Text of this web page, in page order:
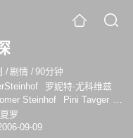
/剧情 /90分钟
罗妮特·尤科维兹
Steinhof
Pini Tavger
Gal Zaid
罗
09-09